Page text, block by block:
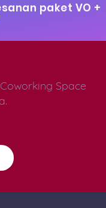
paket VO +
Space